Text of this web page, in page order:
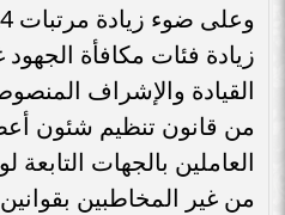
زيادة فئات مكافأة الجهود
من قانون تنظيم شئون
العاملين بالجهات
من غير المخاطبين